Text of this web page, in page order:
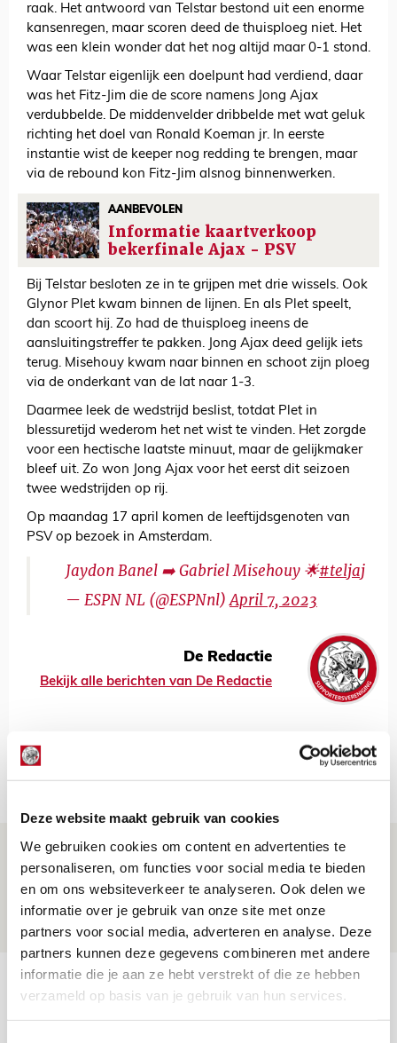
Deze website maakt gebruik van cookies
We gebruiken cookies om content en advertenties te
personaliseren, om functies voor social media te bieden
en om ons websiteverkeer te analyseren. Ook delen we
informatie over je gebruik van onze site met onze
partners voor social media, adverteren en analyse. Deze
partners kunnen deze gegevens combineren met andere
informatie die je aan ze hebt verstrekt of die ze hebben
verzameld op basis van je gebruik van hun services.
raak. Het antwoord van Telstar bestond uit een enorme
kansenregen, maar scoren deed de thuisploeg niet. Het
was een klein wonder dat het nog altijd maar 0-1 stond.
Waar Telstar eigenlijk een doelpunt had verdiend, daar
was het Fitz-Jim die de score namens Jong Ajax
verdubbelde. De middenvelder dribbelde met wat geluk
richting het doel van Ronald Koeman jr. In eerste
instantie wist de keeper nog redding te brengen, maar
via de rebound kon Fitz-Jim alsnog binnenwerken.
AANBEVOLEN
Informatie kaartverkoop
bekerfinale Ajax - PSV
Bij Telstar besloten ze in te grijpen met drie wissels. Ook
Glynor Plet kwam binnen de lijnen. En als Plet speelt,
dan scoort hij. Zo had de thuisploeg ineens de
aansluitingstreffer te pakken. Jong Ajax deed gelijk iets
terug. Misehouy kwam naar binnen en schoot zijn ploeg
via de onderkant van de lat naar 1-3.
Daarmee leek de wedstrijd beslist, totdat Plet in
blessuretijd wederom het net wist te vinden. Het zorgde
voor een hectische laatste minuut, maar de gelijkmaker
bleef uit. Zo won Jong Ajax voor het eerst dit seizoen
twee wedstrijden op rij.
Op maandag 17 april komen de leeftijdsgenoten van
PSV op bezoek in Amsterdam.
Jaydon Banel ➡️ Gabriel Misehouy 🌟#teljaj
— ESPN NL (@ESPNnl)April 7, 2023
De Redactie
Bekijk alle berichten van De Redactie
Net binnen //
Míchels elf: met welke formatie begin
jij aan nieuw eredivisieseizoen?
08 AUGUSTUS 2026 - 11:34
NIEUWS
Spelen bij Jong Ajax of Ajax 1? Dat
maakt Abdalla ‘geen reet’ uit